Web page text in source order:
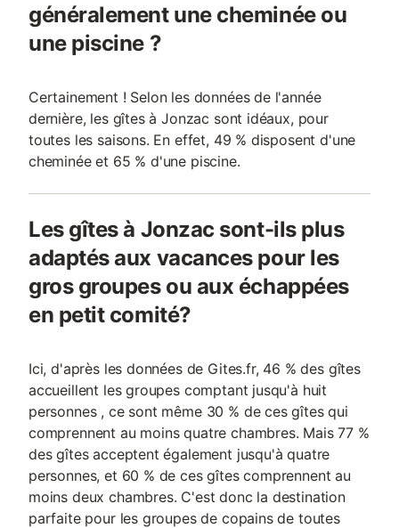
généralement une cheminée ou
une piscine ?
Certainement ! Selon les données de l'année
dernière, les gîtes à Jonzac sont idéaux, pour
toutes les saisons. En effet, 49 % disposent d'une
cheminée et 65 % d'une piscine.
Les gîtes à Jonzac sont-ils plus
adaptés aux vacances pour les
gros groupes ou aux échappées
en petit comité?
Ici, d'après les données de Gites.fr, 46 % des gîtes
accueillent les groupes comptant jusqu'à huit
personnes , ce sont même 30 % de ces gîtes qui
comprennent au moins quatre chambres. Mais 77 %
des gîtes acceptent également jusqu'à quatre
personnes, et 60 % de ces gîtes comprennent au
moins deux chambres. C'est donc la destination
parfaite pour les groupes de copains de toutes